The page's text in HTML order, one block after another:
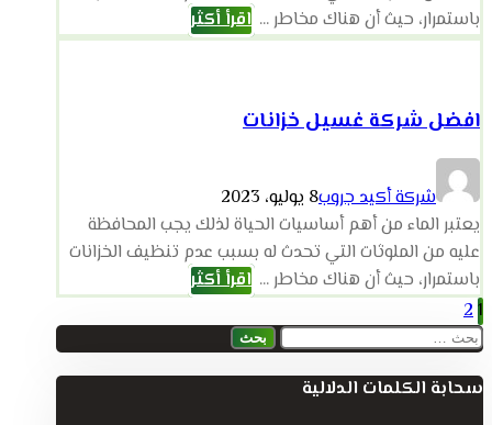
باستمرار، حيث أن هناك مخاطر ... اقرأ أكثر
افضل شركة غسيل خزانات
شركة أكيد جروب8 يوليو، 2023
يعتبر الماء من أهم أساسيات الحياة لذلك يجب المحافظة
عليه من الملوثات التي تحدث له بسبب عدم تنظيف الخزانات
باستمرار، حيث أن هناك مخاطر ... اقرأ أكثر
تعدد
صفحات
المقالات
1
2
البحث
سحابة الكلمات الدلالية